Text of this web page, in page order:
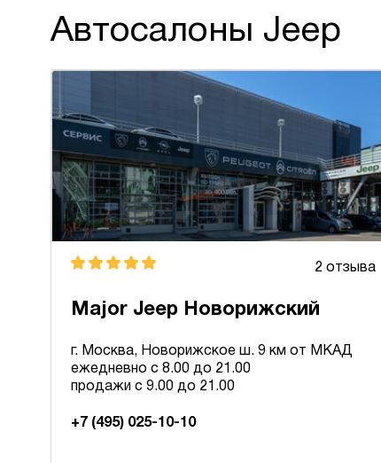
Автосалоны Jeep
2 отзыва
Major Jeep Новорижский
г. Москва, Новорижское ш. 9 км от МКАД
ежедневно с 8.00 до 21.00
продажи с 9.00 до 21.00
+7 (495) 025-10-10